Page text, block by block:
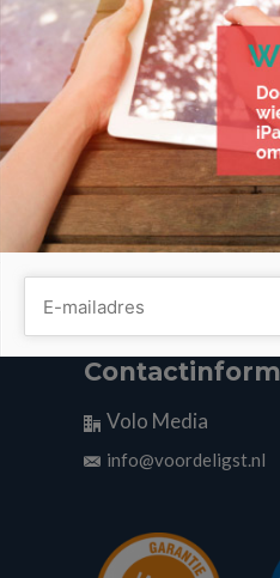
zorgkosten
,zorgpremie,
Volo Media
info@voordeligst.nl